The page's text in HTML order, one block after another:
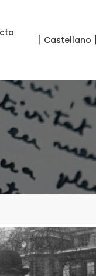
[ Castellano ]